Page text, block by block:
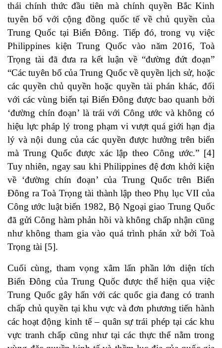
thái chính thức đầu tiên mà chính quyền Bắc Kinh
tuyên bố với cộng đồng quốc tế về chủ quyền của
Trung Quốc tại Biển Đông. Tiếp đó, trong vụ việc
Philippines kiện Trung Quốc vào năm 2016, Toà
Trọng tài đã đưa ra kết luận về “đường đứt đoạn”
“Các tuyên bố của Trung Quốc về quyền lịch sử, hoặc
các quyền chủ quyền hoặc quyền tài phán khác, đối
với các vùng biển tại Biển Đông được bao quanh bởi
‘đường chín đoạn’ là trái với Công ước và không có
hiệu lực pháp lý trong phạm vi vượt quá giới hạn địa
lý và nội dung của các quyền được hưởng trên biển
mà Trung Quốc được xác lập theo Công ước.” [4]
Tuy nhiên, ngay sau khi Philippines đệ đơn khởi kiện
về ‘đường chín đoạn’ của Trung Quốc trên Biển
Ðông ra Toà Trọng tài thành lập theo Phụ lục VII của
Công ước luật biển 1982, Bộ Ngoại giao Trung Quốc
đã gửi Công hàm phản hồi và không chấp nhận cũng
như không tham gia vào quá trình phán xử bởi Toà
Trọng tài [5].
Cuối cùng, tham vọng xâm lấn phần lớn diện tích
Biển Đông của Trung Quốc được thể hiện qua việc
Trung Quốc gây hấn với các quốc gia đang có tranh
chấp chủ quyền tại khu vực và đơn phương tiến hành
các hoạt động kinh tế – quân sự trái phép tại các khu
vực tranh chấp cũng như tại các thực thể nằm trong